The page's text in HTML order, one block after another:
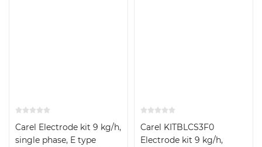
Carel Electrode kit 9 kg/h,
single phase, E type
Carel KITBLCS3F0
Electrode kit 9 kg/h,